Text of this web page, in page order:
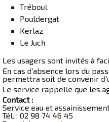
Tréboul
Pouldergat
Kerlaz
Le Juch
Les usagers sont invités à
En cas d’absence lors du
permettra soit de convenir
Le service rappelle que les
Contact :
Service eau et
Tél. : 02 98 74 46 45